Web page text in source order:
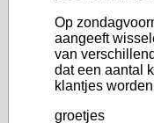
Op
aangeeft
van
dat een aantal
klantjes
groetjes